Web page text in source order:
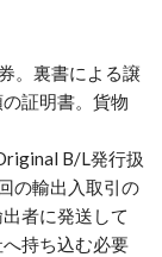
。裏書による譲
証明書。貨物
B/L発行扱
の輸出入取引の
者に発送して
持ち込む必要